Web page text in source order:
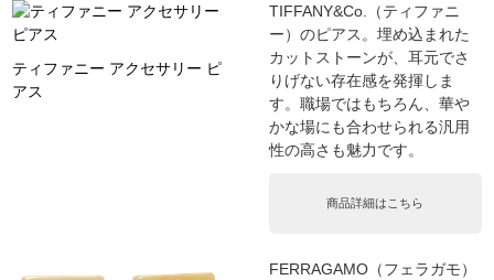
ティファニー アクセサリー ピ
アス
TIFFANY&Co.（ティファニ
ー）のピアス。埋め込まれた
カットストーンが、耳元でさ
りげない存在感を発揮しま
す。職場ではもちろん、華や
かな場にも合わせられる汎用
性の高さも魅力です。
商品詳細はこちら
FERRAGAMO（フェラガモ）